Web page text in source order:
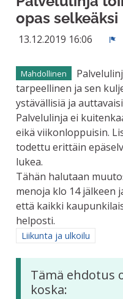
opas selkeäksi
13.12.2019 16:06
Mahdollinen
tarpeellinen ja sen
ystävällisiä ja
Palvelulinja ei
eikä viikonloppuisin.
todettu erittäin
lukea.
Tähän halutaan
menoja klo 14 jälkeen
että kaikki
helposti.
Rajaa tulokset aihepiirin
Liikunta ja ulkoilu
Tämä ehdotus
koska: